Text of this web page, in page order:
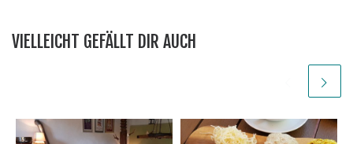
VIELLEICHT GEFÄLLT DIR AUCH